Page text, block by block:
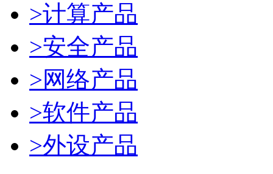
>计算产品
>安全产品
>网络产品
>软件产品
>外设产品